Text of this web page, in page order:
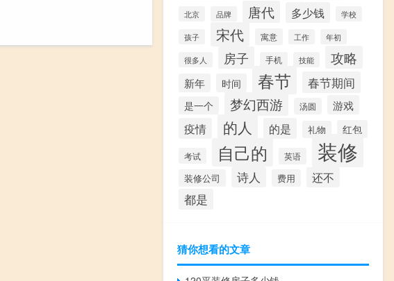
北京 品牌 唐代 多少钱 学校
孩子 宋代 寓意 工作 年初
很多人 房子 手机 技能 攻略
新年 时间 春节 春节期间
是一个 梦幻西游 汤圆 游戏
疫情 的人 的是 礼物 红包
考试 自己的 英语 装修
装修公司 诗人 费用 还不
都是
猜你想看的文章